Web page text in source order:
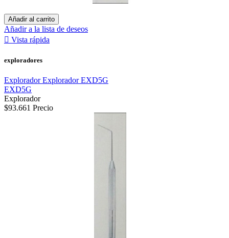
Añadir al carrito
Añadir a la lista de deseos
 Vista rápida
exploradores
Explorador Explorador EXD5G
EXD5G
Explorador
$93.661 Precio